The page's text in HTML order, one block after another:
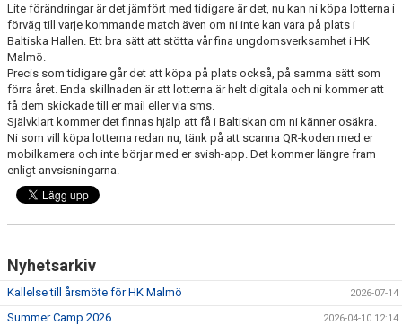
TRÄNINGSSCHEMA
VILL DU BLI PARTNER I HK MALMÖ
Lite förändringar är det jämfört med tidigare är det, nu kan ni köpa lotterna i
förväg till varje kommande match även om ni inte kan vara på plats i
Baltiska Hallen. Ett bra sätt att stötta vår fina ungdomsverksamhet i HK
Malmö.
Precis som tidigare går det att köpa på plats också, på samma sätt som
förra året. Enda skillnaden är att lotterna är helt digitala och ni kommer att
få dem skickade till er mail eller via sms.
Självklart kommer det finnas hjälp att få i Baltiskan om ni känner osäkra.
Ni som vill köpa lotterna redan nu, tänk på att scanna QR-koden med er
mobilkamera och inte börjar med er svish-app. Det kommer längre fram
enligt anvsisningarna.
Nyhetsarkiv
Kallelse till årsmöte för HK Malmö 2026-07-14
Summer Camp 2026 2026-04-10 12:14